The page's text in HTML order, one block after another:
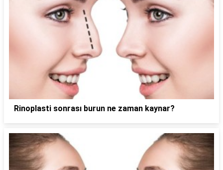
Rinoplasti sonrası burun ne zaman kaynar?